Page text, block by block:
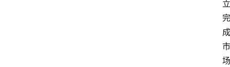
立
完
成
市
场